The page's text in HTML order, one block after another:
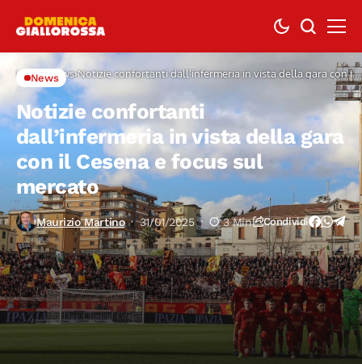
Home News Notizie confortanti dall’infermeria in vista della gara con il
Cesena e focus sul mercato
News
Notizie confortanti
dall’infermeria in vista della gara
con il Cesena e focus sul
mercato
Maurizio Martino 31/01/2025 3 Min Condividi